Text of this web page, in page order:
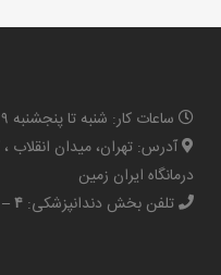
ساعات کار: شنبه تا پنجشنبه ۹ صبح الی ۱۹:۳۰ عصر
آدرس: تهران، میدان انقلاب
درمانگاه ایران زمین
تلفن بخش دندانپزشکی: ۴ – ۶۶۴۳۴۴۰۳